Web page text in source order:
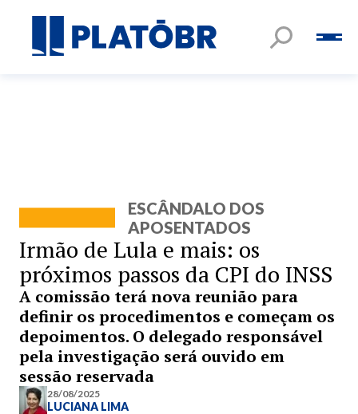
ESCÂNDALO DOS
APOSENTADOS
Irmão de Lula e mais: os
próximos passos da CPI do INSS
A comissão terá nova reunião para
definir os procedimentos e começam os
depoimentos. O delegado responsável
pela investigação será ouvido em
sessão reservada
28/08/2025
LUCIANA LIMA